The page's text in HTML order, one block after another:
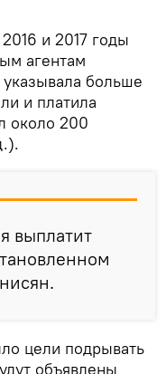
и 2017 годы
агентам
больше
и платила
около 200
выплатит
цели подрывать
объявлены